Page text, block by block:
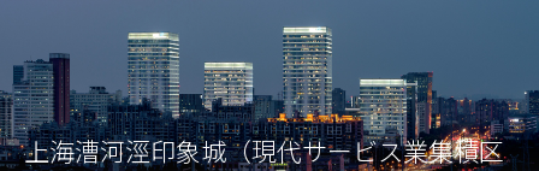
PROJECTS
THINK
上海漕河涇印象城（現代サービス業集積区